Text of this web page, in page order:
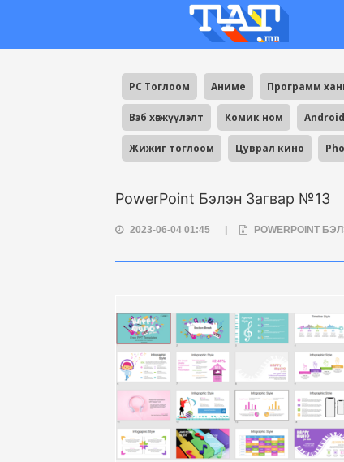
PC Тоглоом Аниме Программ
Вэб хөгжүүлэлт Комик ном
Жижиг тоглоом Цуврал кино
PowerPoint Бэлэн Загвар №13
2023-06-04 01:45 POWERPOINT